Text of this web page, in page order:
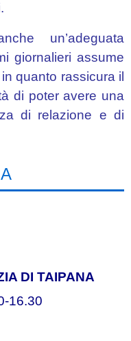
un’adeguata
giornalieri assume
quanto rassicura il
di poter avere una
di relazione e di
DI TAIPANA
16.30